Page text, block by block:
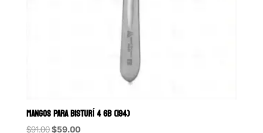
MANGOS PARA BISTURÍ 4 6B (194)
$91.00Original
$59.00Current